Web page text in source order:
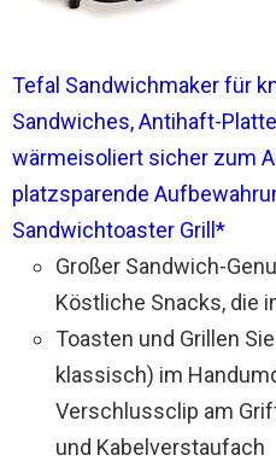
Tefal Sandwichmaker für
Sandwiches, Antihaft-
wärmeisoliert sicher zum
platzsparende
Sandwichtoaster Grill*
Großer Sandwich-
Köstliche Snacks, die
Toasten und Grillen
klassisch) im
Verschlussclip am
und Kabelverstaufach